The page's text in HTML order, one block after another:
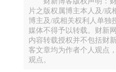
在这个以科技创新为核心
例地加快的时代，商学院
焕发活力？结合笔者自己
创新突破点在于彻底转变
力”为基础，培养新一代的
片之版权属博主本人及/或
博主及/或相关权利人单独
媒体不得予以转载。财新
内容转载授权并不包括财
客文章均为作者个人观点
观点。